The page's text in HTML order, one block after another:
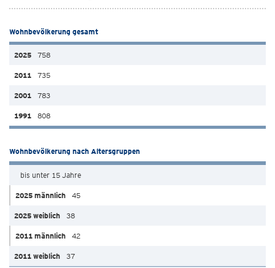
Wohnbevölkerung gesamt
758
735
783
808
Wohnbevölkerung nach Altersgruppen
bis unter 15 Jahre
45
38
42
37